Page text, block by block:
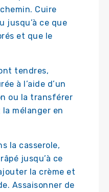
Cuire
jusqu’à ce que
et que le
tendres,
à l’aide d’un
ou la transférer
mélanger en
la casserole,
jusqu’à ce
la crème et
Assaisonner de